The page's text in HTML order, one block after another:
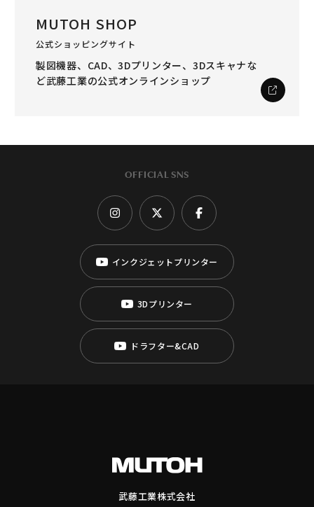
MUTOH SHOP
公式ショッピングサイト
製図機器、CAD、3Dプリンター、3Dスキャナな
ど武藤工業の公式オンラインショップ
OFFICIAL SNS
インクジェットプリンター
3Dプリンター
ドラフター&CAD
武藤工業株式会社